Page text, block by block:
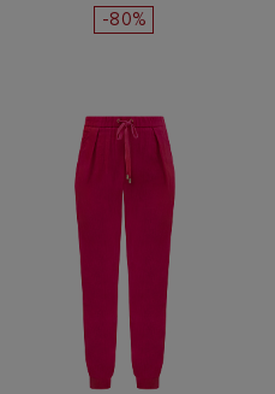
-80%